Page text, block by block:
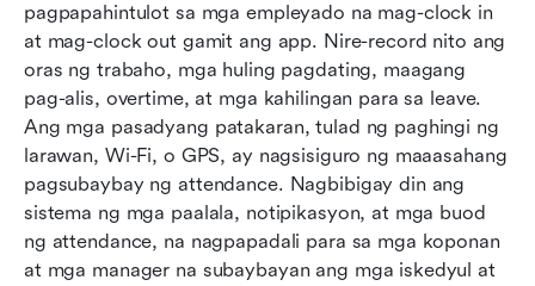
pagpapahintulot sa mga empleyado na mag-clock in
at mag-clock out gamit ang app. Nire-record nito ang
oras ng trabaho, mga huling pagdating, maagang
pag-alis, overtime, at mga kahilingan para sa leave.
Ang mga pasadyang patakaran, tulad ng paghingi ng
larawan, Wi-Fi, o GPS, ay nagsisiguro ng maaasahang
pagsubaybay ng attendance. Nagbibigay din ang
sistema ng mga paalala, notipikasyon, at mga buod
ng attendance, na nagpapadali para sa mga koponan
at mga manager na subaybayan ang mga iskedyul at